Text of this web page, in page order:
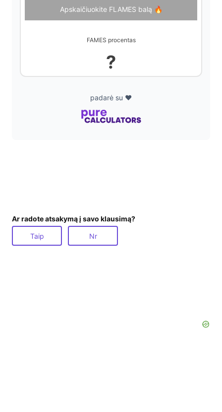
d
e
o
Apskaičiuokite FLAMES balą 🔥
FAMES procentas
?
padarė su ❤️
Ar radote atsakymą į savo klausimą?
Taip Nr